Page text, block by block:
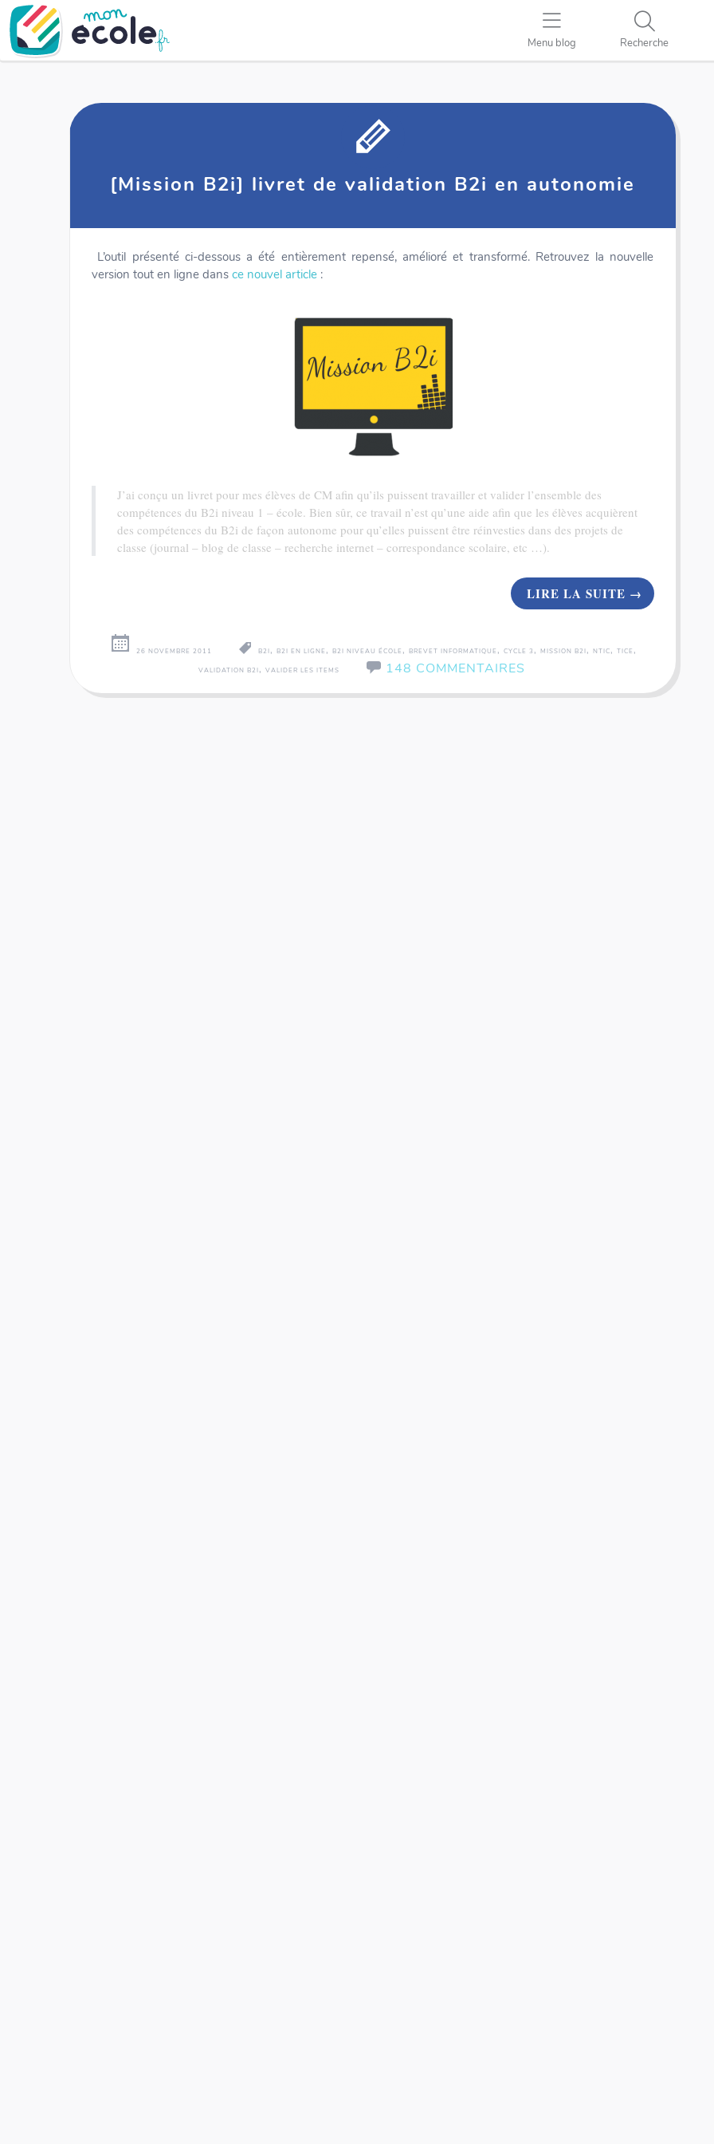
Menu blog Recherche
[Mission B2i] livret de validation B2i en autonomie
L’outil présenté ci-dessous a été entièrement repensé, amélioré et transformé. Retrouvez la nouvelle
version tout en ligne dans ce nouvel article :
J’ai conçu un livret pour mes élèves de CM afin qu’ils puissent travailler et valider l’ensemble des
compétences du B2i niveau 1 – école. Bien sûr, ce travail n’est qu’une aide afin que les élèves acquièrent
des compétences du B2i de façon autonome pour qu’elles puissent être réinvesties dans des projets de
classe (journal – blog de classe – recherche internet – correspondance scolaire, etc …).
LIRE LA SUITE →
26 NOVEMBRE 2011 B2I,B2I EN LIGNE ,B2I NIVEAU ÉCOLE ,BREVET INFORMATIQUE ,CYCLE 3 ,MISSION B2I,NTIC,TICE ,
VALIDATION B2I,VALIDER LES ITEMS 148 COMMENTAIRES